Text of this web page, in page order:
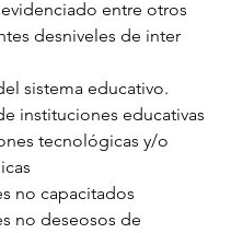
entre otros
desniveles de inter
sistema educativo.
instituciones educativas
tecnológicas y/o
no capacitados
no deseosos de